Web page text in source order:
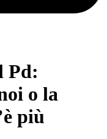
Pd:
o la
più